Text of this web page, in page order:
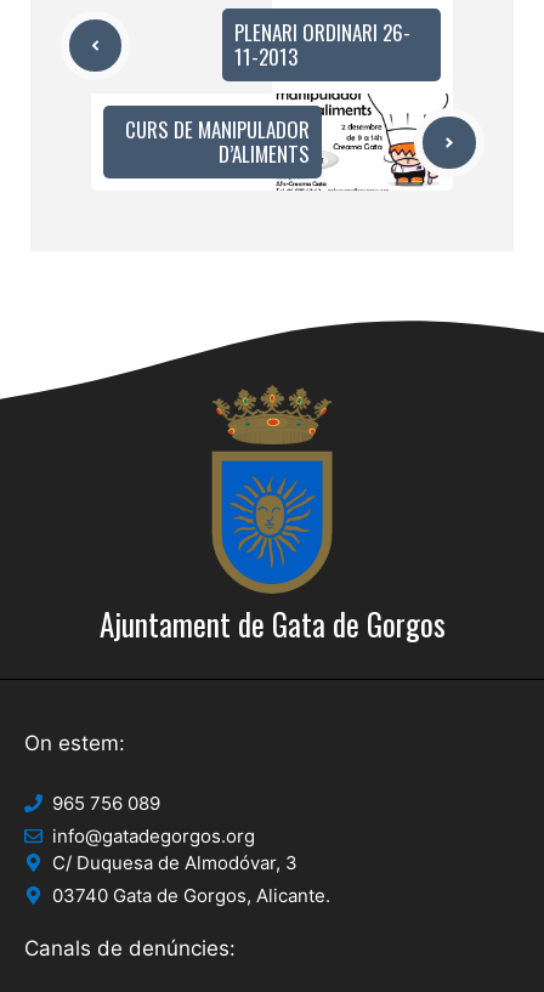
PLENARI ORDINARI 26-
11-2013
CURS DE MANIPULADOR
D’ALIMENTS
Ajuntament de Gata de Gorgos
On estem:
965 756 089
info@gatadegorgos.org
C/ Duquesa de Almodóvar, 3
03740 Gata de Gorgos, Alicante.
Canals de denúncies: